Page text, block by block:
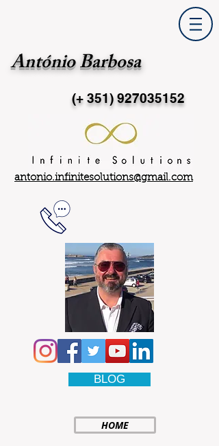
António Barbosa
(+ 351)927035152
antonio.infinitesolutions@gmail.com
BLOG
HOME